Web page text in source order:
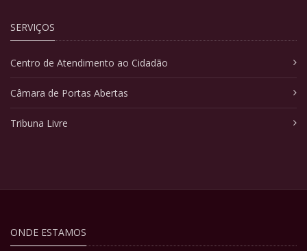
SERVIÇOS
Centro de Atendimento ao Cidadão
Câmara de Portas Abertas
Tribuna Livre
ONDE ESTAMOS